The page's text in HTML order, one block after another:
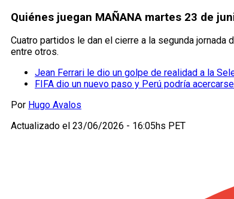
Quiénes juegan MAÑANA martes 23 de
Cuatro partidos le dan el cierre a la segunda jornada
entre otros.
Jean Ferrari le dio un golpe de realidad a la
FIFA dio un nuevo paso y Perú podría
Por Hugo Avalos
Actualizado el 23/06/2026 - 16:05hs PET